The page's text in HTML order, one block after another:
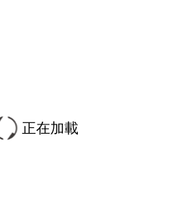
正在加載